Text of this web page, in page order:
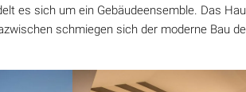
es sich um ein Gebäudeensemble. Das
schmiegen sich der moderne Bau